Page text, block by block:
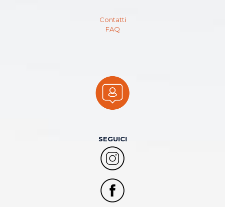
Contatti
FAQ
SEGUICI